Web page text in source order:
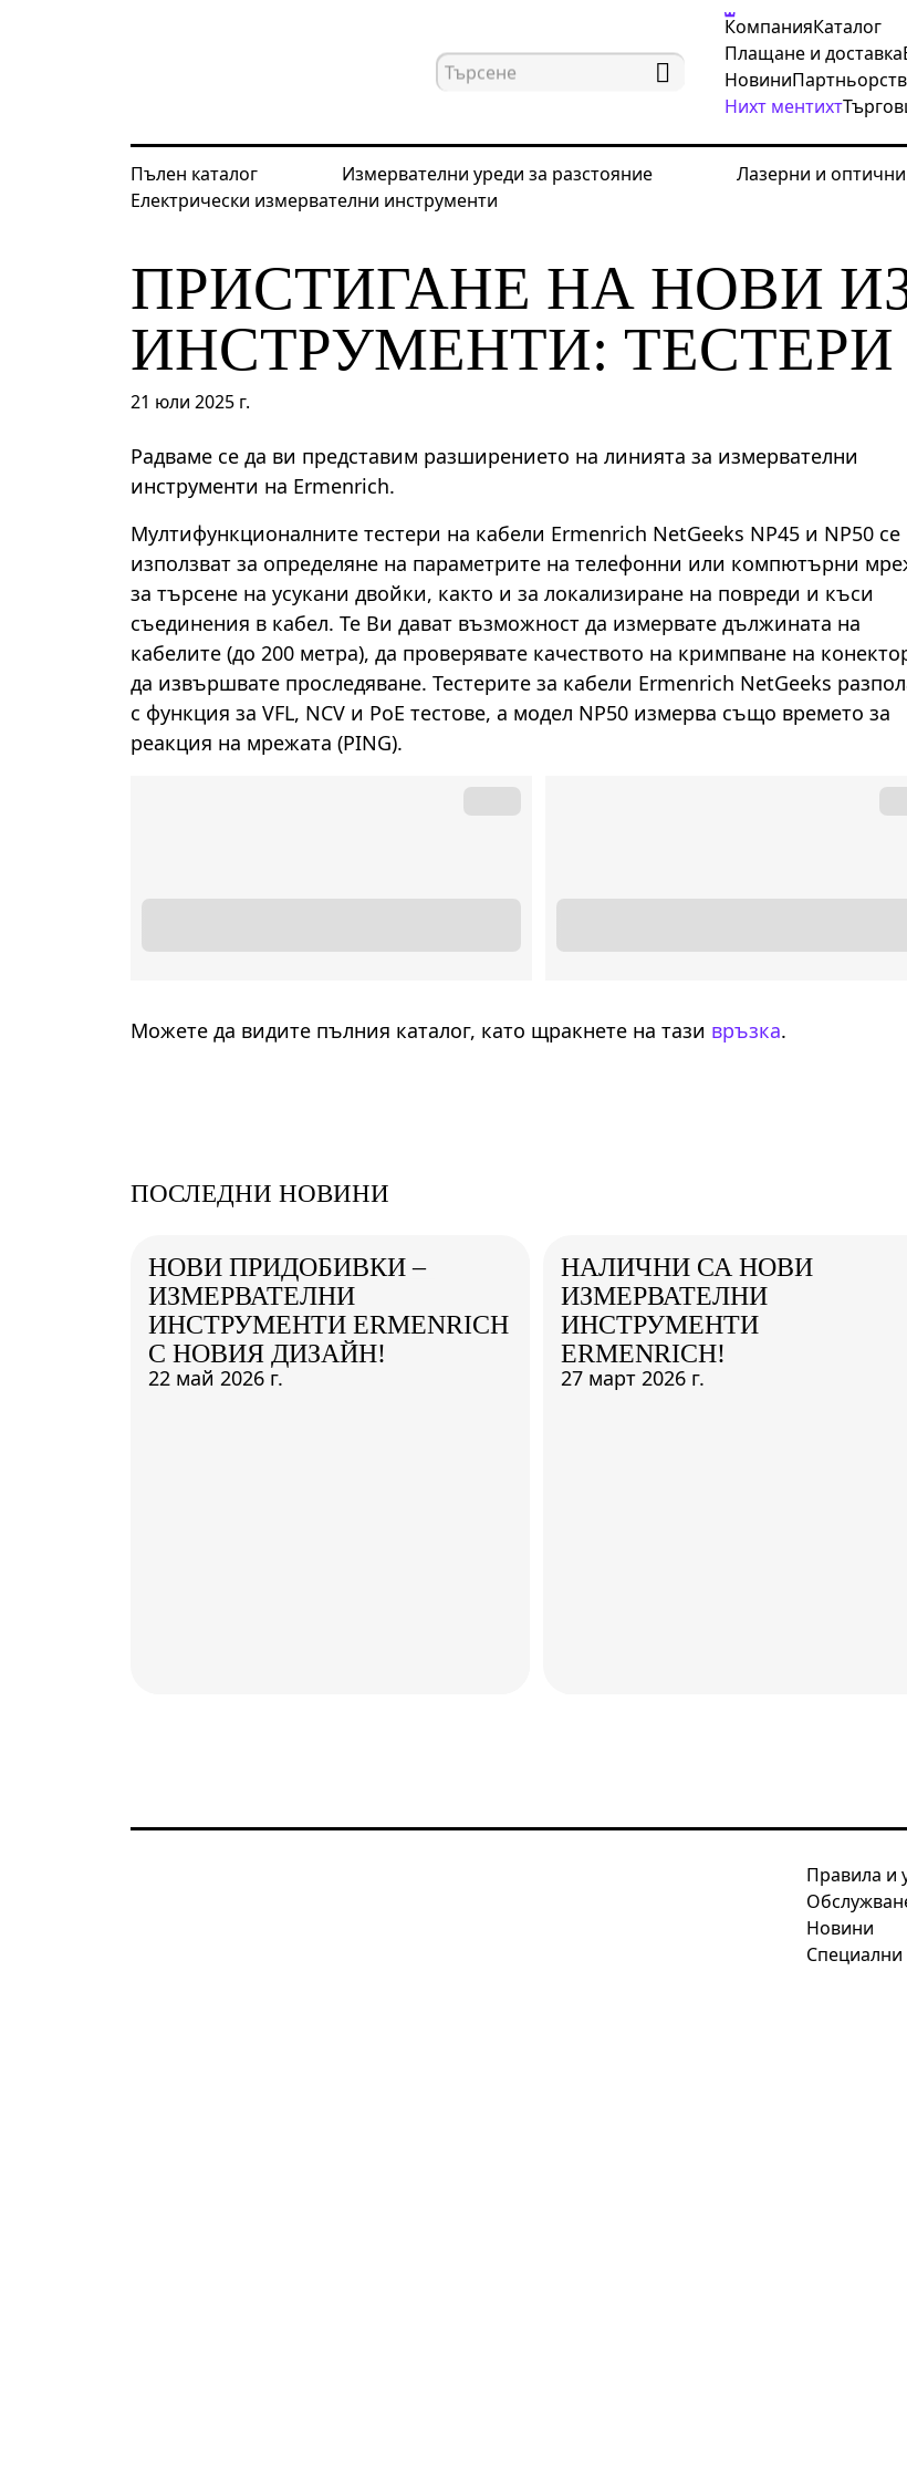
КомпанияКаталог
Плащане и доставка
Новини
Нихт ментихт
Пълен каталог Измервателни уреди за разстояние Лазерни и
Електрически измервателни инструменти
Начална страница Новини Пристигане на нови измервателни инструменти:
ПРИСТИГАНЕ НА НОВИ
ИНСТРУМЕНТИ: ТЕСТЕРИ
21 юли 2025 г.
Радваме се да ви представим разширението на линията за измервателни
инструменти на Ermenrich.
Мултифункционалните тестери на кабели Ermenrich NetGeeks NP45 и NP50 се
използват за определяне на параметрите на телефонни или компютърни
за търсене на усукани двойки, както и за локализиране на повреди и къси
съединения в кабел. Те Ви дават възможност да измервате дължината на
кабелите (до 200 метра), да проверявате качеството на кримпване на
да извършвате проследяване. Тестерите за кабели Ermenrich NetGeeks
с функция за VFL, NCV и PoE тестове, а модел NP50 измерва също времето за
реакция на мрежата (PING).
Можете да видите пълния каталог, като щракнете на тази връзка.
ПОСЛЕДНИ НОВИНИ
Правила и
Новини